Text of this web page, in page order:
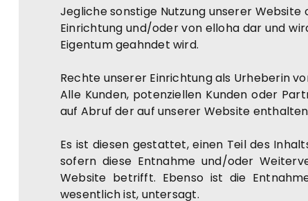
Jegliche sonstige Nutzung unserer
Einrichtung und/oder von elloha dar und
Eigentum geahndet wird.
Rechte unserer Einrichtung als Urheberin
Alle Kunden, potenziellen Kunden oder
auf Abruf der auf unserer Website
Es ist diesen gestattet, einen Teil des
sofern diese Entnahme und/oder
Website betrifft. Ebenso ist die
wesentlich ist, untersagt.